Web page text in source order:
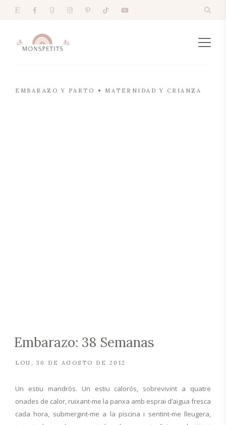
EMBARAZO Y PARTO MATERNIDAD Y CRIANZA
Embarazo: 38 Semanas
LOU 30 DE AGOSTO DE 2012
Un estiu mandrós. Un estiu calorós, sobrevivint a quatre
onades de calor, ruixant-me la panxa amb esprai d’aigua fresca
cada hora, submergint-me a la piscina i sentint-me lleugera,